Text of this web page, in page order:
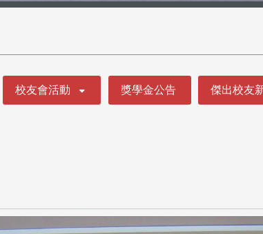
校友會活動 獎學金公告 傑出校友